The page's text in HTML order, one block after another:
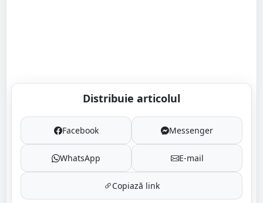
Distribuie articolul
Facebook Messenger
WhatsApp E-mail
Copiază link